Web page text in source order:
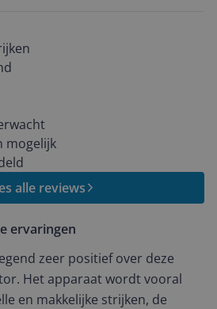
brede (en lange) strijkplank
geen probleem. Er past zo’n 1,5
grote strijk is te doen
de stoomgenerator is
2 minuten opwarmen. Dit
Ook het tussendoor opwarmen
gewend waren. Het stomen
of continue. Het continue
vaak, maar bij een blouche is
Het strijkijzer zelf is licht en
om de hoeveelheid
in te stellen, dit was voor ons
geweest.
mogelijk
alle reviews
ervaringen
zeer positief over deze
Het apparaat wordt vooral
en makkelijke strijken, de